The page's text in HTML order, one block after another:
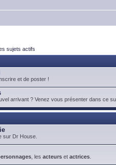
sujets actifs
et de poster !
arrivant ? Venez vous présenter dans ce
sur Dr House.
, les acteurs et actrices